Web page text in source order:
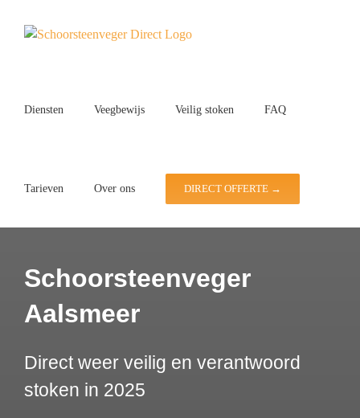
Diensten Veegbewijs Veilig stoken FAQ
Tarieven Over ons DIRECT OFFERTE →
Schoorsteenveger
Aalsmeer
Direct weer veilig en verantwoord
stoken in 2025